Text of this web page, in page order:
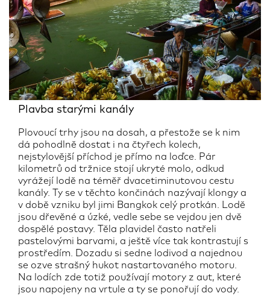
Plavba starými kanály
Plovoucí trhy jsou na dosah, a přestože se k nim
dá pohodlně dostat i na čtyřech kolech,
nejstylovější příchod je přímo na loďce. Pár
kilometrů od tržnice stojí ukryté molo, odkud
vyrážejí lodě na téměř dvacetiminutovou cestu
kanály. Ty se v těchto končinách nazývají klongy a
v době vzniku byl jimi Bangkok celý protkán. Lodě
jsou dřevěné a úzké, vedle sebe se vejdou jen dvě
dospělé postavy. Těla plavidel často natřeli
pastelovými barvami, a ještě více tak kontrastují s
prostředím. Dozadu si sedne lodivod a najednou
se ozve strašný hukot nastartovaného motoru.
Na lodích zde totiž používají motory z aut, které
jsou napojeny na vrtule a ty se ponořují do vody.